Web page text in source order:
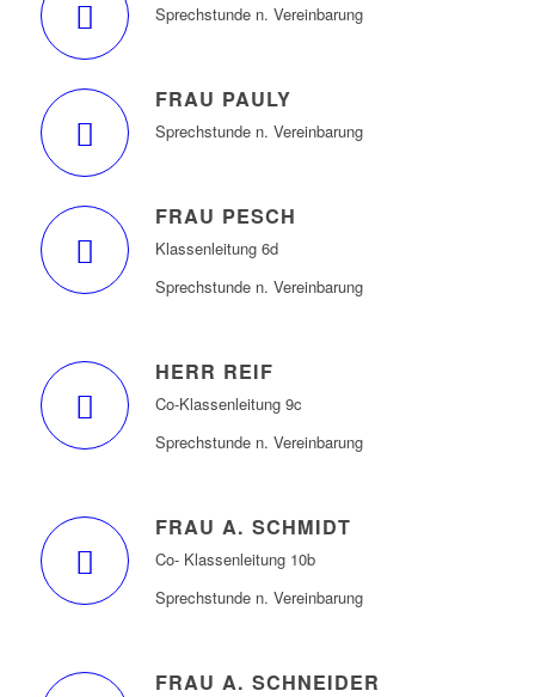
Sprechstunde n. Vereinbarung
FRAU PAULY
Sprechstunde n. Vereinbarung
FRAU PESCH
Klassenleitung 6d
Sprechstunde n. Vereinbarung
HERR REIF
Co-Klassenleitung 9c
Sprechstunde n. Vereinbarung
FRAU A. SCHMIDT
Co- Klassenleitung 10b
Sprechstunde n. Vereinbarung
FRAU A. SCHNEIDER